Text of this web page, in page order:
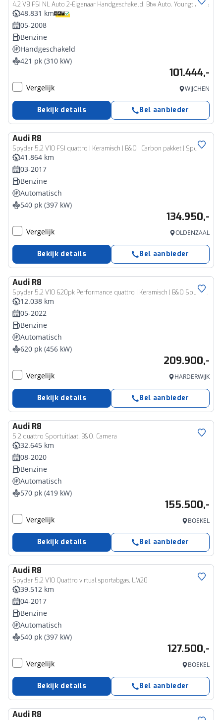
4.2 V8 FSI NL Auto 2-Eigenaar Handgeschakeld. Btw Auto. Youngtimer!!
48.831 km
05-2008
Benzine
Handgeschakeld
421 pk (310 kW)
101.444,-
Vergelijk WIJCHEN
Bekijk details Bel aanbieder
Audi R8
Spyder 5.2 V10 FSI quattro | Keramisch | B&O | Carbon pakket | Sportuitlaat
41.864 km
03-2017
Benzine
Automatisch
540 pk (397 kW)
134.950,-
Vergelijk OLDENZAAL
Bekijk details Bel aanbieder
Audi R8
Spyder 5.2 V10 620pk Performance quattro | Keramisch | B&O Sound | Carbon | Magnetic Ride
12.038 km
05-2022
Benzine
Automatisch
620 pk (456 kW)
209.900,-
Vergelijk HARDERWIJK
Bekijk details Bel aanbieder
Audi R8
5.2 quattro Sportuitlaat, B&O, Camera
32.645 km
08-2020
Benzine
Automatisch
570 pk (419 kW)
155.500,-
Vergelijk BOEKEL
Bekijk details Bel aanbieder
Audi R8
Spyder 5.2 V10 Quattro virtual sportabgas, LM20
39.512 km
04-2017
Benzine
Automatisch
540 pk (397 kW)
127.500,-
Vergelijk BOEKEL
Bekijk details Bel aanbieder
Audi R8